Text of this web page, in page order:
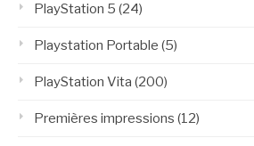
PlayStation 5 (24)
Playstation Portable (5)
PlayStation Vita (200)
Premières impressions (12)